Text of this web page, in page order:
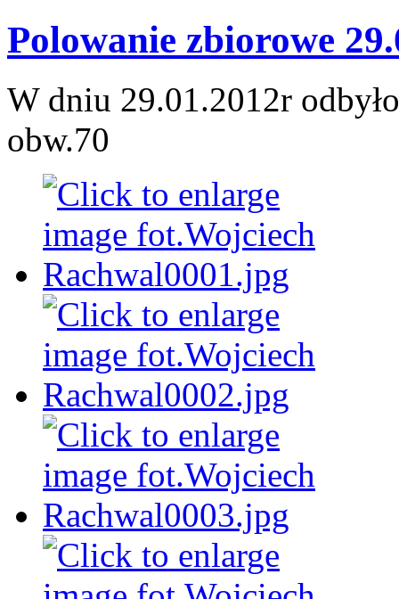
Polowanie zbiorowe
W dniu 29.01.2012r
obw.70